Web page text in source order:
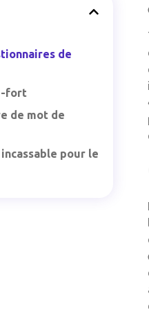
de
fort
de mot de
pour le